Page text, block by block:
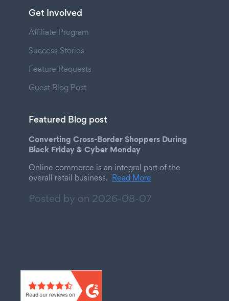
Get Involved
Affiliate Program
Success Stories
Feature Requests
Guest Blog Post
Featured Blog post
Converting Cross-Border Shoppers During
Black Friday & Cyber Monday
Online commerce is an integral part of the
overall retail business. Read More
Posted by on 2026-08-07